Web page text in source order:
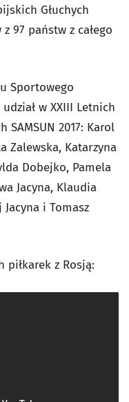
Głuchych
97 państw z całego
Sportowego
w XXIII Letnich
SAMSUN 2017: Karol
Zalewska, Katarzyna
Dobejko, Pamela
Jacyna, Klaudia
i Tomasz
piłkarek z Rosją: